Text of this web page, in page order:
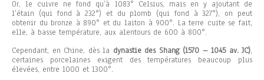
Or, le cuivre ne fond qu’à 1083° Celsius, mais en y ajoutant de
l’étain (qui fond à 232°) et du plomb (qui fond à 327°), on peut
obtenir du bronze à 890° et du laiton à 900°. La terre cuite se fait,
elle, à basse température, aux alentours de 600 à 800°.
Cependant, en Chine, dès la dynastie des Shang (1570 – 1045 av. JC),
certaines porcelaines exigent des températures beaucoup plus
élevées, entre 1000 et 1300°.